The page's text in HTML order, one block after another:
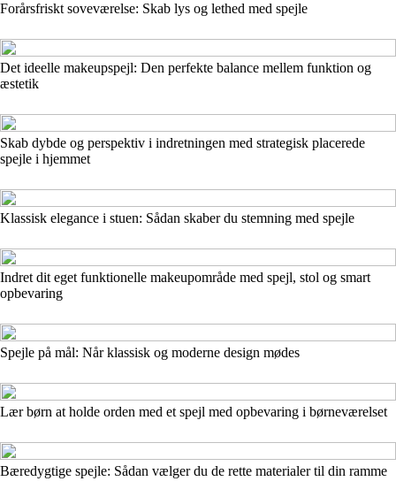
Forårsfriskt soveværelse: Skab lys og lethed med spejle
Det ideelle makeupspejl: Den perfekte balance mellem funktion og
æstetik
Skab dybde og perspektiv i indretningen med strategisk placerede
spejle i hjemmet
Klassisk elegance i stuen: Sådan skaber du stemning med spejle
Indret dit eget funktionelle makeupområde med spejl, stol og smart
opbevaring
Spejle på mål: Når klassisk og moderne design mødes
Lær børn at holde orden med et spejl med opbevaring i børneværelset
Bæredygtige spejle: Sådan vælger du de rette materialer til din ramme